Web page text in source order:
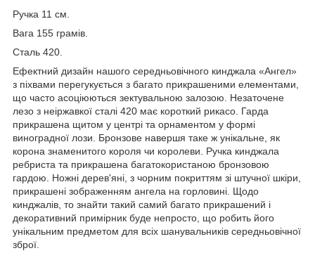
Ручка 11 см.
Вага 155 грамів.
Сталь 420.
Ефектний дизайн нашого середньовічного кинджала «Ангел»
з піхвами перегукується з багато прикрашеними елементами,
що часто асоціюються зектувальною залозою. Незаточене
лезо з неіржавкої сталі 420 має короткий рикасо. Гарда
прикрашена щитом у центрі та орнаментом у формі
виноградної лози. Бронзове навершя таке ж унікальне, як
корона знаменитого короля чи королеви. Ручка кинджала
ребриста та прикрашена багатокористаною бронзовою
гардою. Ножні дерев'яні, з чорним покриттям зі штучної шкіри,
прикрашені зображенням ангела на горловині. Щодо
кинджалів, то знайти такий самий багато прикрашений і
декоративний примірник буде непросто, що робить його
унікальним предметом для всіх шанувальників середньовічної
зброї.